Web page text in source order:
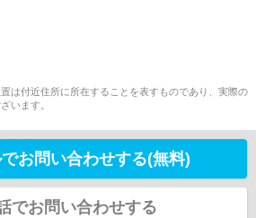
は付近住所に所在することを表すものであり、実際の
います。
お問い合わせする(無料)
でお問い合わせする